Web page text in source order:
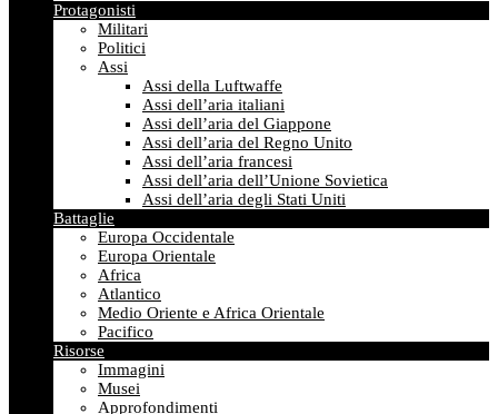
Protagonisti
Militari
Politici
Assi
Assi della Luftwaffe
Assi dell’aria italiani
Assi dell’aria del Giappone
Assi dell’aria del Regno Unito
Assi dell’aria francesi
Assi dell’aria dell’Unione Sovietica
Assi dell’aria degli Stati Uniti
Battaglie
Europa Occidentale
Europa Orientale
Africa
Atlantico
Medio Oriente e Africa Orientale
Pacifico
Risorse
Immagini
Musei
Approfondimenti